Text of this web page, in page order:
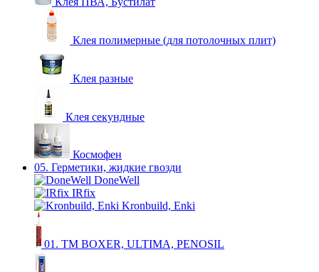
Клея полимерные (для потолочных плит)
Клея разные
Клея секундные
Космофен
05. Герметики, жидкие гвозди
DoneWell
IRfix
Kronbuild, Enki
01. ТМ BOXER, ULTIMA, PENOSIL